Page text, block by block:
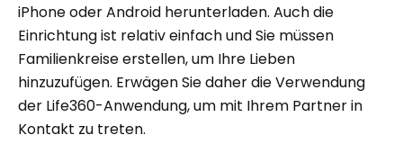
iPhone oder Android herunterladen. Auch die
Einrichtung ist relativ einfach und Sie müssen
Familienkreise erstellen, um Ihre Lieben
hinzuzufügen. Erwägen Sie daher die Verwendung
der Life360-Anwendung, um mit Ihrem Partner in
Kontakt zu treten.